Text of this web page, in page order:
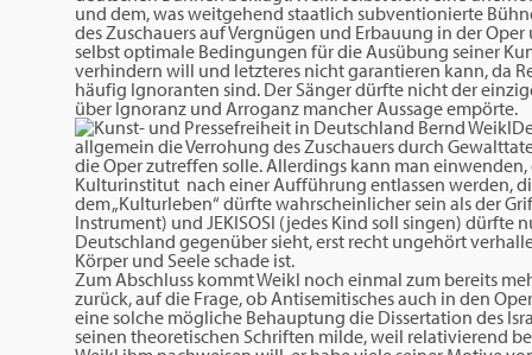
und dem, was weitgehend staatlich subventionierte
des Zuschauers auf Vergnügen und Erbauung in der
selbst optimale Bedingungen für die Ausübung seiner
verhindern will und letzteres nicht garantieren kann, da
häufig Ignoranten sind. Der Sänger dürfte nicht der
über Ignoranz und Arroganz mancher Aussage empörte.
allgemein die Verrohung des Zuschauers durch
die Oper zutreffen solle. Allerdings kann man einwenden,
Kulturinstitut nach einer Aufführung entlassen werden,
dem „Kulturleben“ dürfte wahrscheinlicher sein als der
Instrument) und JEKISOSI (jedes Kind soll singen)
Deutschland gegenüber sieht, erst recht ungehört
Körper und Seele schade ist.
Zum Abschluss kommt Weikl noch einmal zum bereits
zurück, auf die Frage, ob Antisemitisches auch in den
eine solche mögliche Behauptung die Dissertation des
seinen theoretischen Schriften milde, weil relativierend